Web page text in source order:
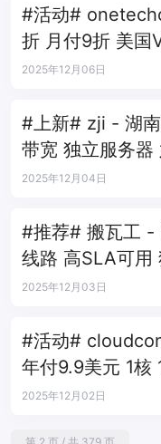
#活动#
折 月付9折 美国
10余节点
2025年12月06日
#上新# zji - 湖
带宽 独立服务
2025年12月04日
#推荐# 搬瓦工 -
线路 高SLA可用
周换IP
2025年12月03日
#活动#
年付9.9美元 1核
1Gbps
2025年12月02日